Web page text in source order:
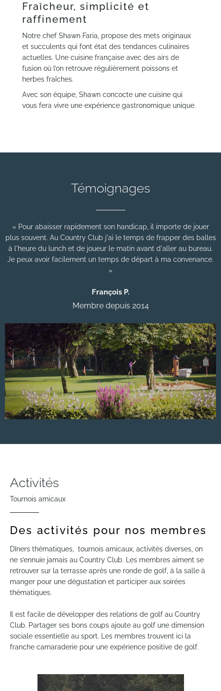
Fraîcheur, simplicité et
raffinement
Notre chef Shawn Faria, propose des mets originaux
et succulents qui font état des tendances culinaires
actuelles. Une cuisine française avec des airs de
fusion où l’on retrouve régulièrement poissons et
herbes fraîches.
Avec son équipe, Shawn concocte une cuisine qui
vous fera vivre une expérience gastronomique unique.
Témoignages
« Pour abaisser rapidement son handicap, il importe de jouer
plus souvent. Au Country Club j'ai le temps de frapper des balles
à l'heure du lunch et de joueur le matin avant d'aller au bureau.
Je peux avoir facilement un temps de départ à ma convenance.
»
François P.
Membre depuis 2014
Activités
Tournois amicaux
Des activités pour nos membres
Dîners thématiques, tournois amicaux, activités diverses, on
ne s’ennuie jamais au Country Club. Les membres aiment se
retrouver sur la terrasse après une ronde de golf, à la salle à
manger pour une dégustation et participer aux soirées
thématiques.
Il est facile de développer des relations de golf au Country
Club. Partager ses bons coups ajoute au golf une dimension
sociale essentielle au sport. Les membres trouvent ici la
franche camaraderie pour une expérience positive de golf.